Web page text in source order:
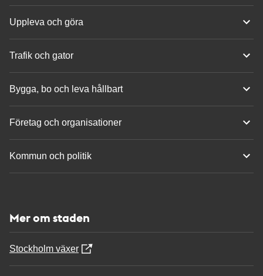
Uppleva och göra
Trafik och gator
Bygga, bo och leva hållbart
Företag och organisationer
Kommun och politik
Mer om staden
Stockholm växer